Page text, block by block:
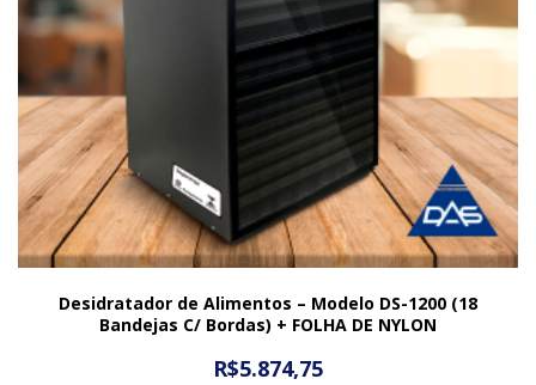
Desidratador de Alimentos – Modelo DS-1200 (18
Bandejas C/ Bordas) + FOLHA DE NYLON
R$5.874,75